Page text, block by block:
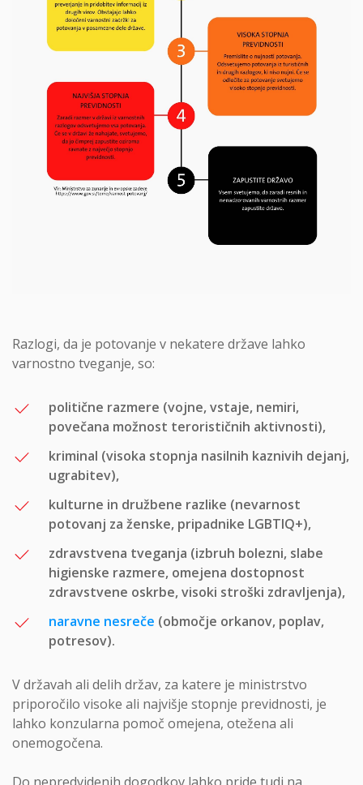
Razlogi, da je potovanje v nekatere države lahko
varnostno tveganje, so:
politične razmere (vojne, vstaje, nemiri,
povečana možnost terorističnih aktivnosti),
kriminal (visoka stopnja nasilnih kaznivih dejanj,
ugrabitev),
kulturne in družbene razlike (nevarnost
potovanj za ženske, pripadnike LGBTIQ+),
zdravstvena tveganja (izbruh bolezni, slabe
higienske razmere, omejena dostopnost
zdravstvene oskrbe, visoki stroški zdravljenja),
naravne nesreče (območje orkanov, poplav,
potresov).
V državah ali delih držav, za katere je ministrstvo
priporočilo visoke ali najvišje stopnje previdnosti, je
lahko konzularna pomoč omejena, otežena ali
onemogočena.